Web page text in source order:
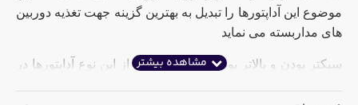
موضوع این آداپتورها را تبدیل به بهترین گزینه جهت تغذیه دوربین
های مداربسته می نماید
سبکتر بودن و بالاتر بودن امنیت استفاده از این نوع آداپتورها در